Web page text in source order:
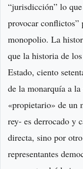
“jurisdicción” lo
provocar conflictos”
monopolio. La
que la historia de
Estado, ciento
de la monarquía a
«propietario» de un
rey- es derrocado y
directa, sino por
representantes